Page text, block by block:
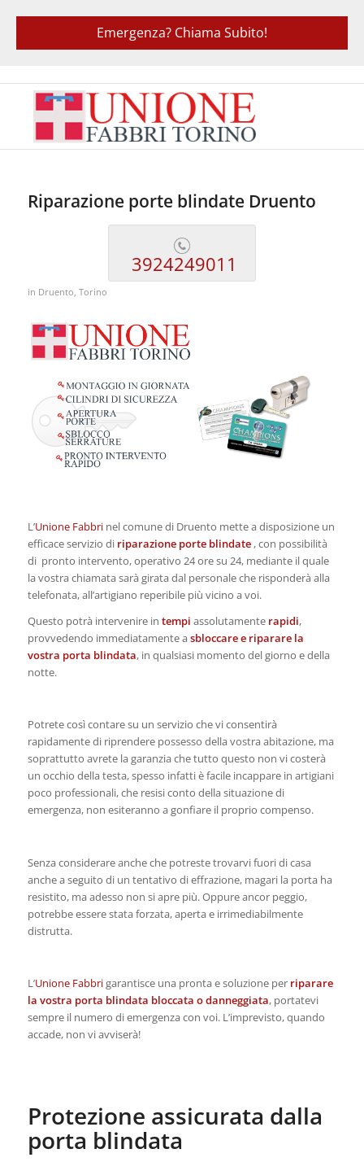
Emergenza? Chiama Subito!
Riparazione porte blindate Druento
3924249011
in Druento, Torino
L’Unione Fabbrinel comune di Druento mette a disposizione un
efficace servizio di riparazione porte blindate, con possibilità
di pronto intervento, operativo 24 ore su 24, mediante il quale
la vostra chiamata sarà girata dal personale che risponderà alla
telefonata, all’artigiano reperibile più vicino a voi.
Questo potrà intervenire in tempi assolutamente rapidi,
provvedendo immediatamente asbloccare e riparare la
vostra porta blindata, in qualsiasi momento del giorno e della
notte.
Potrete così contare su un servizio che vi consentirà
rapidamente di riprendere possesso della vostra abitazione, ma
soprattutto avrete la garanzia che tutto questo non vi costerà
un occhio della testa, spesso infatti è facile incappare in artigiani
poco professionali, che resisi conto della situazione di
emergenza, non esiteranno a gonfiare il proprio compenso.
Senza considerare anche che potreste trovarvi fuori di casa
anche a seguito di un tentativo di effrazione, magari la porta ha
resistito, ma adesso non si apre più. Oppure ancor peggio,
potrebbe essere stata forzata, aperta e irrimediabilmente
distrutta.
L’Unione Fabbrigarantisce una pronta e soluzione perriparare
la vostra porta blindata bloccata o danneggiata, portatevi
sempre il numero di emergenza con voi. L’imprevisto, quando
accade, non vi avviserà!
Protezione assicurata dalla
porta blindata